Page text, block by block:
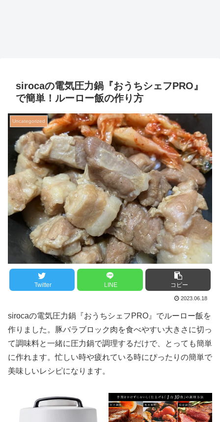
sirocaの電気圧力鍋『おうちシェフPRO』
で簡単！ルーロー飯の作り方
Uncategorized
Twitter LINE コピー
2023.06.18
sirocaの電気圧力鍋『おうちシェフPRO』でルーロー飯を
作りました。豚バラブロック肉を食べやすい大きさに切っ
て調味料と一緒に圧力鍋で調理するだけで、とっても簡単
に作れます。忙しい時や疲れている時にぴったりの簡単で
美味しいレシピになります。